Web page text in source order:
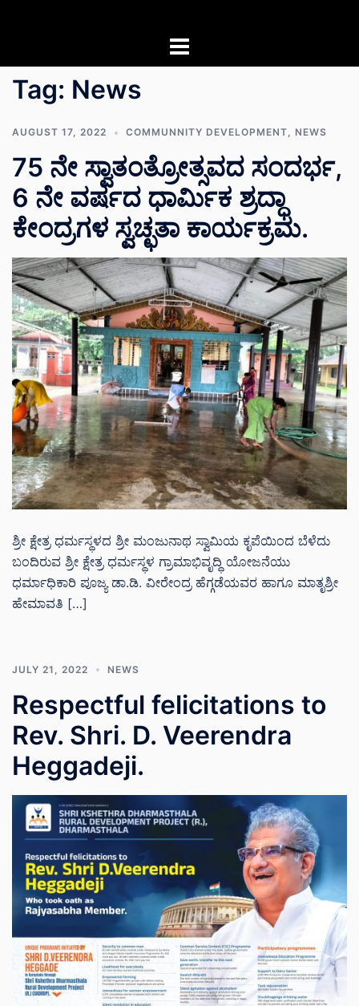
Tag: News
AUGUST 17, 2022 COMMUNNITY DEVELOPMENT, NEWS
75 ನೇ ಸ್ವಾತಂತ್ರೋತ್ಸವದ ಸಂದರ್ಭ,
6 ನೇ ವರ್ಷದ ಧಾರ್ಮಿಕ ಶ್ರದ್ಧಾ
ಕೇಂದ್ರಗಳ ಸ್ವಚ್ಛತಾ ಕಾರ್ಯಕ್ರಮ.
ಶ್ರೀ ಕ್ಷೇತ್ರ ಧರ್ಮಸ್ಥಳದ ಶ್ರೀ ಮಂಜುನಾಥ ಸ್ವಾಮಿಯ ಕೃಪೆಯಿಂದ ಬೆಳೆದು
ಬಂದಿರುವ ಶ್ರೀ ಕ್ಷೇತ್ರ ಧರ್ಮಸ್ಥಳ ಗ್ರಾಮಾಭಿವೃದ್ಧಿ ಯೋಜನೆಯು
ಧರ್ಮಾಧಿಕಾರಿ ಪೂಜ್ಯ ಡಾ.ಡಿ. ವೀರೇಂದ್ರ ಹೆಗ್ಗಡೆಯವರ ಹಾಗೂ ಮಾತೃಶ್ರೀ
ಹೇಮಾವತಿ […]
JULY 21, 2022 NEWS
Respectful felicitations to
Rev. Shri. D. Veerendra
Heggadeji.